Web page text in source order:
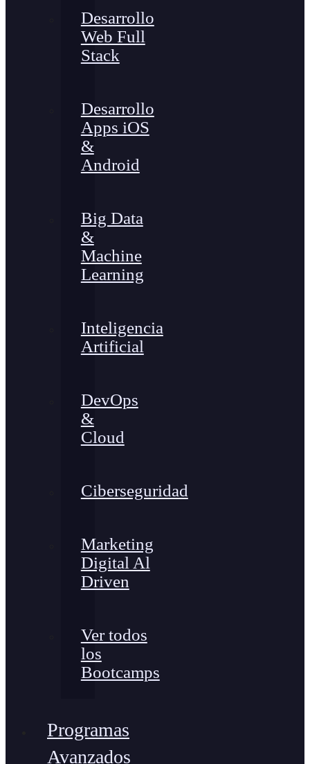
Desarrollo
Web Full
Stack
Desarrollo
Apps iOS
&
Android
Big Data
&
Machine
Learning
Inteligencia
Artificial
DevOps
&
Cloud
Ciberseguridad
Marketing
Digital Al
Driven
Ver todos
los
Bootcamps
Programas
Avanzados